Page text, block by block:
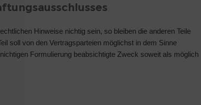
Hinweise nichtig sein, so bleiben die anderen Teile
soll von den Vertragsparteien möglichst in dem Sinne
Formulierung beabsichtigte Zweck soweit als möglich